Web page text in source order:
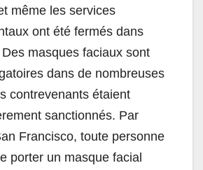
même les services
ont été fermés dans
masques faciaux sont
dans de nombreuses
contrevenants étaient
sanctionnés. Par
Francisco, toute personne
porter un masque facial